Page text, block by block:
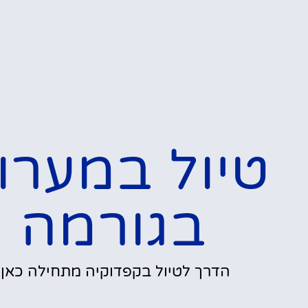
טיול
בגורמה
הדרך לטיול בקפדוקיה מתחילה